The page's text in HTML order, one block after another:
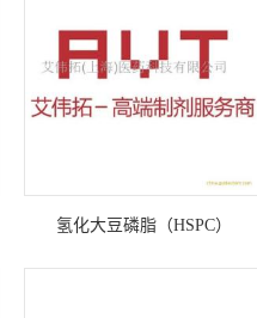
氢化大豆磷脂（HSPC）